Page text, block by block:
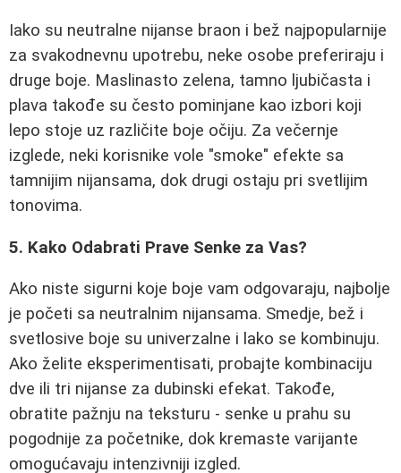
Iako su neutralne nijanse braon i bež najpopularnije
za svakodnevnu upotrebu, neke osobe preferiraju i
druge boje. Maslinasto zelena, tamno ljubičasta i
plava takođe su često pominjane kao izbori koji
lepo stoje uz različite boje očiju. Za večernje
izglede, neki korisnike vole "smoke" efekte sa
tamnijim nijansama, dok drugi ostaju pri svetlijim
tonovima.
5. Kako Odabrati Prave Senke za Vas?
Ako niste sigurni koje boje vam odgovaraju, najbolje
je početi sa neutralnim nijansama. Smedje, bež i
svetlosive boje su univerzalne i lako se kombinuju.
Ako želite eksperimentisati, probajte kombinaciju
dve ili tri nijanse za dubinski efekat. Takođe,
obratite pažnju na teksturu - senke u prahu su
pogodnije za početnike, dok kremaste varijante
omogućavaju intenzivniji izgled.